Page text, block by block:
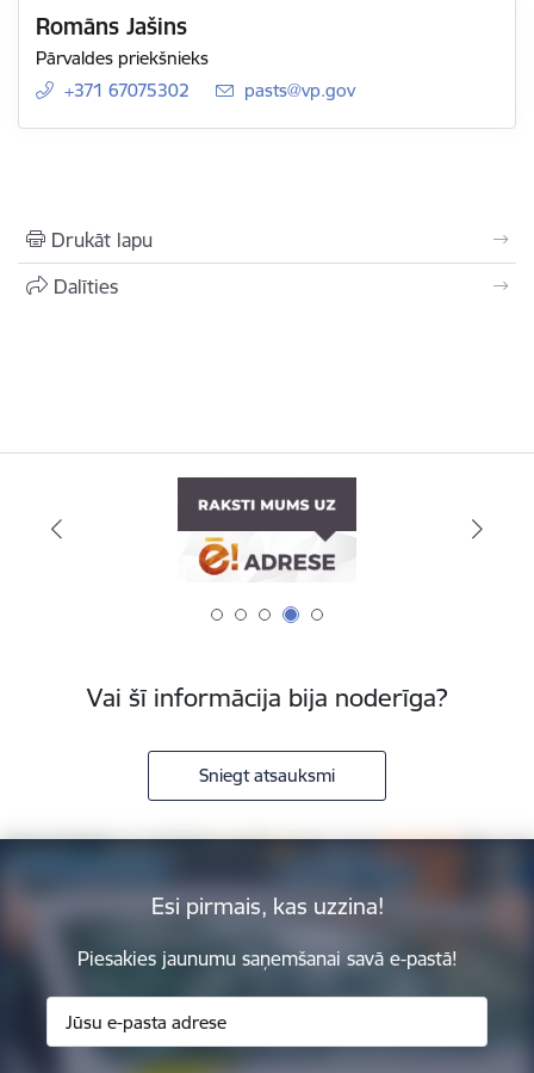
Romāns Jašins
Pārvaldes priekšnieks
+371 67075302
E-pasts:
pasts@vp.gov
Drukāt lapu
Dalīties
Vai šī informācija bija noderīga?
Sniegt atsauksmi
Esi pirmais, kas uzzina!
Piesakies jaunumu saņemšanai savā e-pastā!